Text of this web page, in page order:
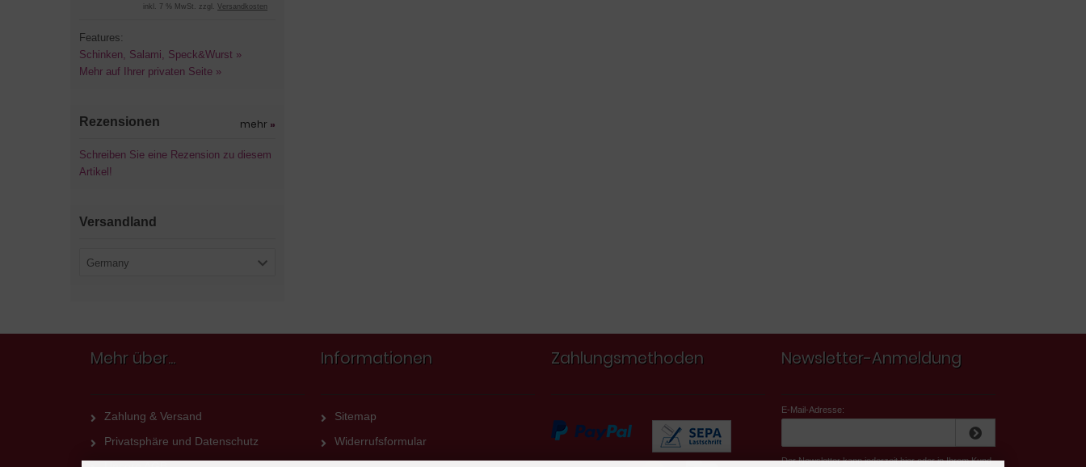
inkl. 7 % MwSt. zzgl. Versandkosten
Features:
Schinken, Salami, Speck&Wurst »
Mehr auf Ihrer privaten Seite »
Rezensionen mehr »
Schreiben Sie eine Rezension zu diesem
Artikel!
Versandland
Germany
Mehr über...
Zahlung & Versand
Privatsphäre und Datenschutz
Informationen
Sitemap
Widerrufsformular
Zahlungsmethoden Newsletter-Anmeldung
E-Mail-Adresse:
Der Newsletter kann jederzeit hier oder in Ihrem Kund